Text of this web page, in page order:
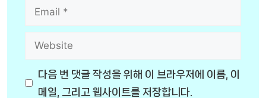
Email
Website
다음 번 댓글 작성을 위해 이 브라우저에 이름, 이
메일, 그리고 웹사이트를 저장합니다.